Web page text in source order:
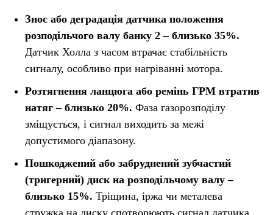
Знос або деградація датчика положення
розподільчого валу банку 2 – близько 35%.
Датчик Холла з часом втрачає стабільність
сигналу, особливо при нагріванні мотора.
Розтягнення ланцюга або ремінь ГРМ втратив
натяг – близько 20%. Фаза газорозподілу
зміщується, і сигнал виходить за межі
допустимого діапазону.
Пошкоджений або забруднений зубчастий
(тригерний) диск на розподільчому валу –
близько 15%. Тріщина, іржа чи металева
стружка на диску спотворюють сигнал датчика.